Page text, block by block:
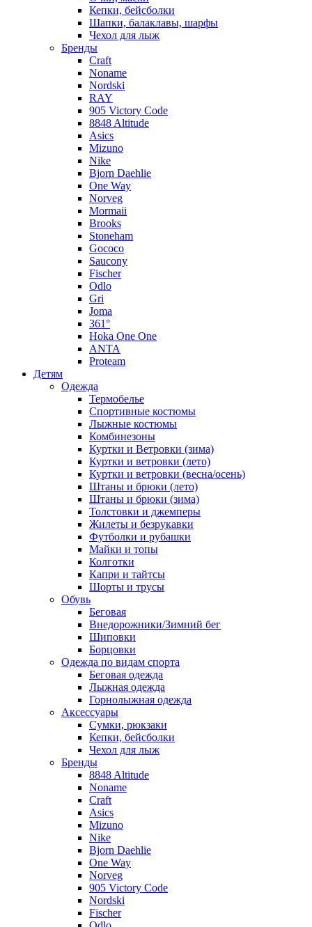
Кепки, бейсболки
Шапки, балаклавы, шарфы
Чехол для лыж
Бренды
Craft
Noname
Nordski
RAY
905 Victory Code
8848 Altitude
Asics
Mizuno
Nike
Bjorn Daehlie
One Way
Norveg
Mormaii
Brooks
Stoneham
Gococo
Saucony
Fischer
Odlo
Gri
Joma
361°
Hoka One One
ANTA
Proteam
Детям
Одежда
Термобелье
Спортивные костюмы
Лыжные костюмы
Комбинезоны
Куртки и Ветровки (зима)
Куртки и ветровки (лето)
Куртки и ветровки (весна/осень)
Штаны и брюки (лето)
Штаны и брюки (зима)
Толстовки и джемперы
Жилеты и безрукавки
Футболки и рубашки
Майки и топы
Колготки
Капри и тайтсы
Шорты и трусы
Обувь
Беговая
Внедорожники/Зимний бег
Шиповки
Борцовки
Одежда по видам спорта
Беговая одежда
Лыжная одежда
Горнолыжная одежда
Аксессуары
Сумки, рюкзаки
Кепки, бейсболки
Чехол для лыж
Бренды
8848 Altitude
Noname
Craft
Asics
Mizuno
Nike
Bjorn Daehlie
One Way
Norveg
905 Victory Code
Nordski
Fischer